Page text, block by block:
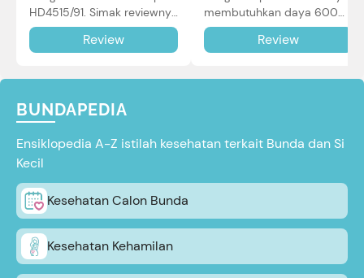
HD4515/91. Simak reviewnya
di sini.
Review
membutuhkan daya 600W
dalam pemakaian. Simak
review selengkapnya di sini.
Review
BUNDAPEDIA
Ensiklopedia A-Z istilah kesehatan terkait Bunda dan Si
Kecil
Kesehatan Calon Bunda
Kesehatan Kehamilan